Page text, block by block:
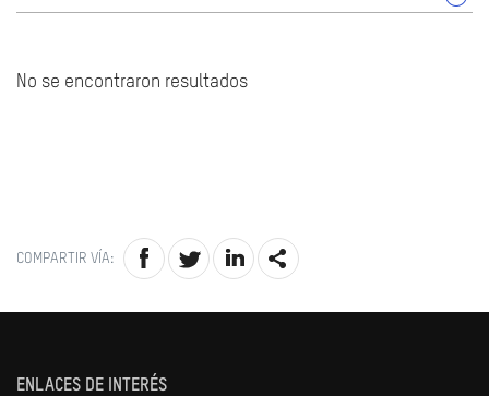
No se encontraron resultados
COMPARTIR VÍA:
ENLACES DE INTERÉS